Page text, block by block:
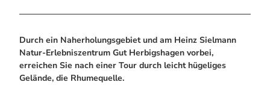
Durch ein Naherholungsgebiet und am Heinz Sielmann
Natur-Erlebniszentrum Gut Herbigshagen vorbei,
erreichen Sie nach einer Tour durch leicht hügeliges
Gelände, die Rhumequelle.